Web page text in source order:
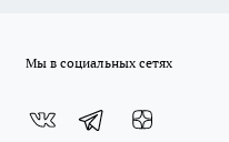
Мы в социальных сетях